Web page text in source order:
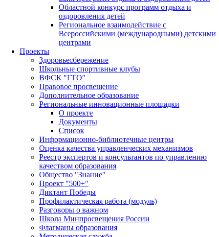
Областной конкурс программ отдыха и
оздоровления детей
Региональное взаимодействие с
Всероссийскими (международными) детскими
центрами
Проекты
Здоровьесбережение
Школьные спортивные клубы
ВФСК "ГТО"
Правовое просвещение
Дополнительное образование
Региональные инновационные площадки
О проекте
Документы
Список
Информационно-библиотечные центры
Оценка качества управленческих механизмов
Реестр экспертов и консультантов по управлению
качеством образования
Общество "Знание"
Проект "500+"
Диктант Победы
Профилактическая работа (модуль)
Разговоры о важном
Школа Минпросвещения России
Флагманы образования